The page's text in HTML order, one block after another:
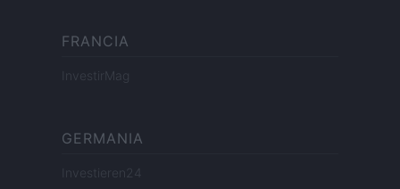
FRANCIA
InvestirMag
GERMANIA
Investieren24